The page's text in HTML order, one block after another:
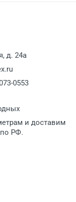
д. 24а
0553
и доставим
РФ.